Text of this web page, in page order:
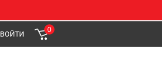
ВОЙТИ
0